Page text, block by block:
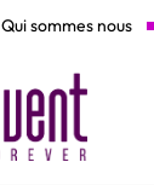
Qui sommes nous